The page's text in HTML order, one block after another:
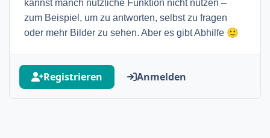
kannst manch nützliche Funktion nicht nutzen –
zum Beispiel, um zu antworten, selbst zu fragen
oder mehr Bilder zu sehen. Aber es gibt Abhilfe 🙂
Registrieren Anmelden